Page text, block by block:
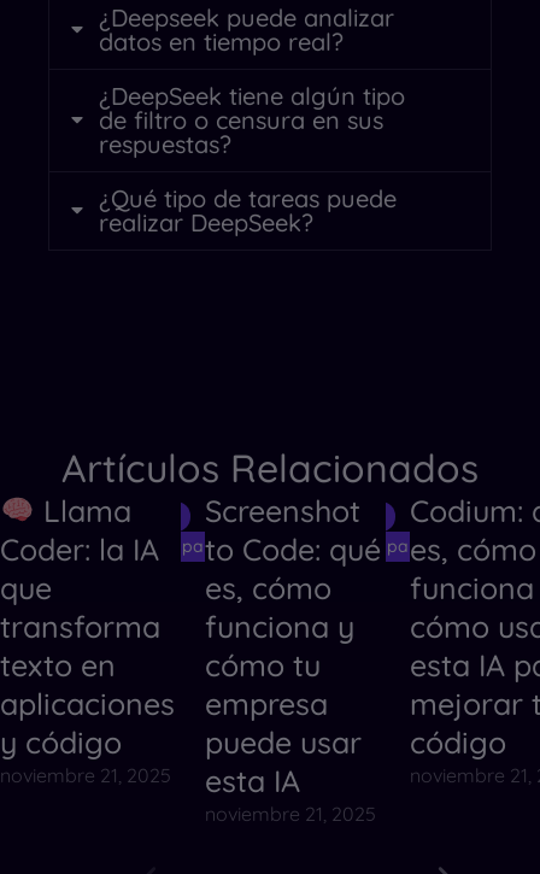
¿Deepseek puede analizar
datos en tiempo real?
¿DeepSeek tiene algún tipo
de filtro o censura en sus
respuestas?
¿Qué tipo de tareas puede
realizar DeepSeek?
Artículos Relacionados
Herramientas de IA
Herramientas de IA para Crear Códigos
Llama
Coder: la IA
que
transforma
texto en
aplicaciones
y código
noviembre 21, 2025
Herramientas de IA
Herramientas de IA para Crear
Screenshot
to Code: qué
es, cómo
funciona y
cómo tu
empresa
puede usar
esta IA
noviembre 21, 2025
Codium:
es, cómo
cómo
esta IA
mejorar
código
noviembre 21,